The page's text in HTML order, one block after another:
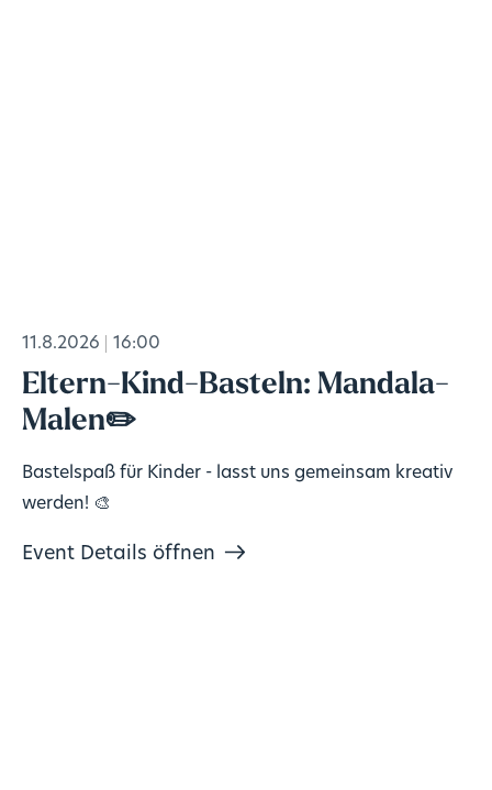
11.8.2026 16:00
Eltern-Kind-Basteln: Mandala-
Malen✏️
Bastelspaß für Kinder - lasst uns gemeinsam kreativ
werden! 🎨
Event Details öffnen